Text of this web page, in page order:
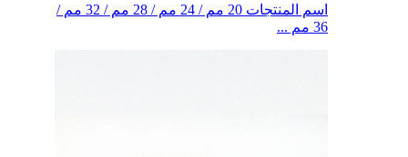
اسم المنتجات 20 مم / 24 مم / 28 مم / 32 مم /
36 مم ...